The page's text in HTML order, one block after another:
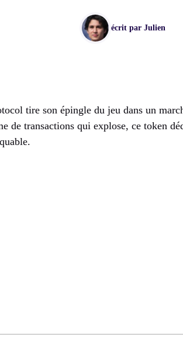
écrit par Julien
tire son épingle du jeu dans un
de transactions qui explose, ce token